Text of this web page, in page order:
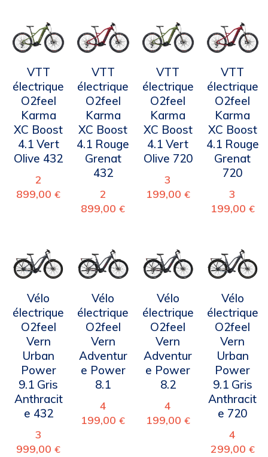
VTT
électrique
O2feel
Karma
XC Boost
4.1 Vert
Olive 432
2
899,00€
VTT
électrique
O2feel
Karma
XC Boost
4.1 Rouge
Grenat
432
2
899,00€
VTT
électrique
O2feel
Karma
XC Boost
4.1 Vert
Olive 720
3
199,00 €
VTT
électrique
O2feel
Karma
XC Boost
4.1 Rouge
Grenat
720
3
199,00 €
Vélo
électrique
O2feel
Vern
Urban
Power
9.1 Gris
Anthracit
e 432
3
999,00€
Vélo
électrique
O2feel
Vern
Adventur
e Power
8.1
4
199,00€
Vélo
électrique
O2feel
Vern
Adventur
e Power
8.2
4
199,00 €
Vélo
électrique
O2feel
Vern
Urban
Power
9.1 Gris
Anthracit
e 720
4
299,00 €